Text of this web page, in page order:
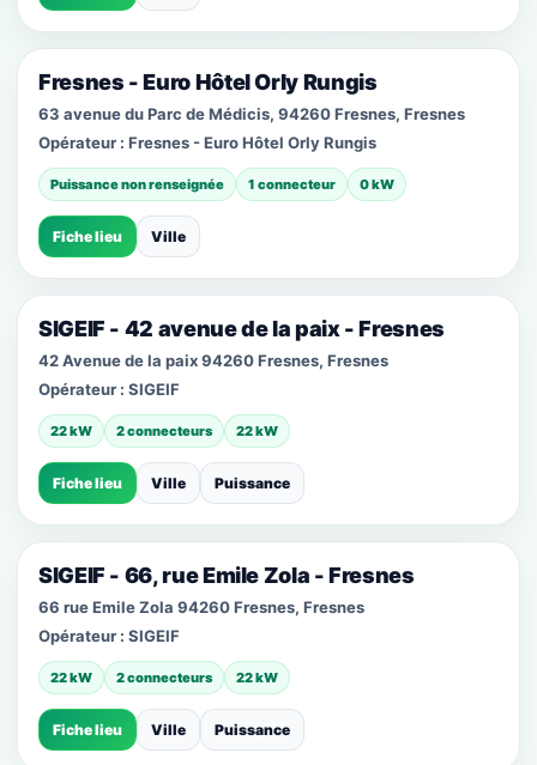
Fresnes - Euro Hôtel Orly Rungis
63 avenue du Parc de Médicis, 94260 Fresnes, Fresnes
Opérateur : Fresnes - Euro Hôtel Orly Rungis
Puissance non renseignée 1 connecteur 0 kW
Fiche lieu Ville
SIGEIF - 42 avenue de la paix - Fresnes
42 Avenue de la paix 94260 Fresnes, Fresnes
Opérateur : SIGEIF
22 kW 2 connecteurs 22 kW
Fiche lieu Ville Puissance
SIGEIF - 66, rue Emile Zola - Fresnes
66 rue Emile Zola 94260 Fresnes, Fresnes
Opérateur : SIGEIF
22 kW 2 connecteurs 22 kW
Fiche lieu Ville Puissance